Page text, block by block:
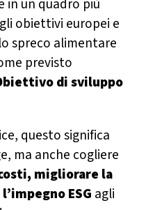
in un quadro più
obiettivi europei e
spreco alimentare
previsto
di sviluppo
questo significa
ma anche cogliere
migliorare la
ESG agli